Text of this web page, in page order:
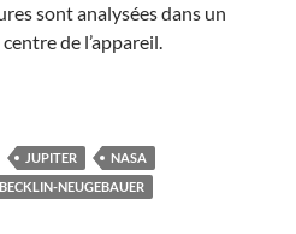
sont analysées dans un
de l’appareil.
l’observatoire volant qui scrute
JUPITER
NASA
NEUGEBAUER